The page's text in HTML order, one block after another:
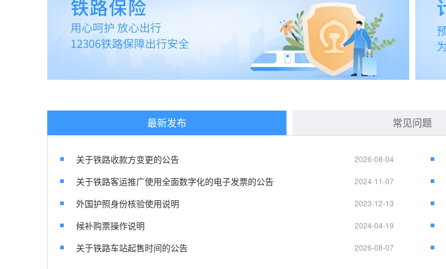
最新发布 常见问题
关于铁路收款方变更的公告 2026-08-04
关于铁路客运推广使用全面数字化的电子发票的公告 2024-11-07
外国护照身份核验使用说明 2023-12-13
候补购票操作说明 2024-04-19
关于铁路车站起售时间的公告 2026-08-07